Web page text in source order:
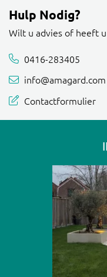
Hulp Nodig?
Wilt u advies of heeft
0416-283405
info@amagard.com
Contactformulier